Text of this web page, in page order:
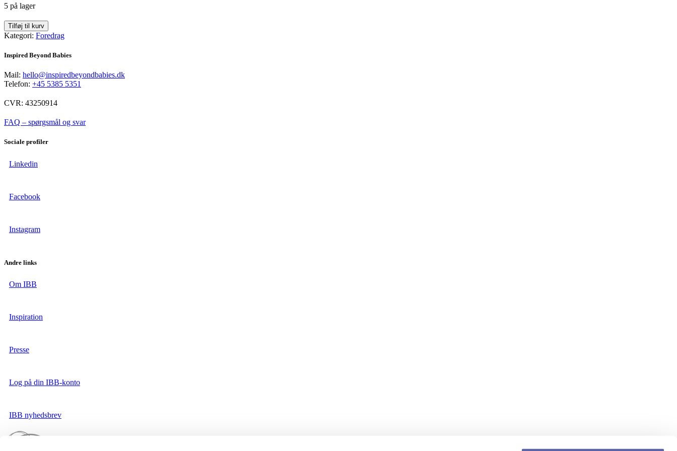
5 på lager
Hvad
kan
netværk
bruges
quantity
Tilføj til kurv
Kategori: Foredrag
Inspired Beyond Babies
Mail: hello@inspiredbeyondbabies.dk
Telefon: +45 5385 5351
CVR: 43250914
FAQ – spørgsmål og svar
Sociale profiler
Linkedin
Facebook
Instagram
Andre links
Om IBB
Inspiration
Presse
Log på din IBB-konto
IBB nyhedsbrev